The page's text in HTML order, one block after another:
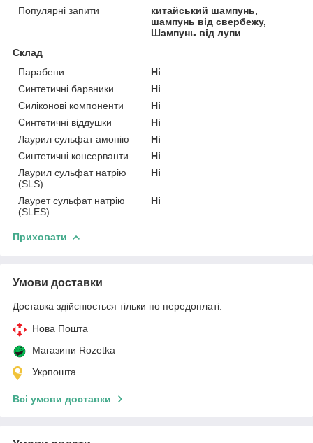
Популярні запити
китайський шампунь,
шампунь від свербежу,
Шампунь від лупи
Склад
Парабени
Ні
Синтетичні барвники
Ні
Силіконові компоненти
Ні
Синтетичні віддушки
Ні
Лаурил сульфат амонію
Ні
Синтетичні консерванти
Ні
Лаурил сульфат натрію
(SLS)
Ні
Лаурет сульфат натрію
(SLES)
Ні
Приховати
Умови доставки
Доставка здійснюється тільки по передоплаті.
Нова Пошта
Магазини Rozetka
Укрпошта
Всі умови доставки